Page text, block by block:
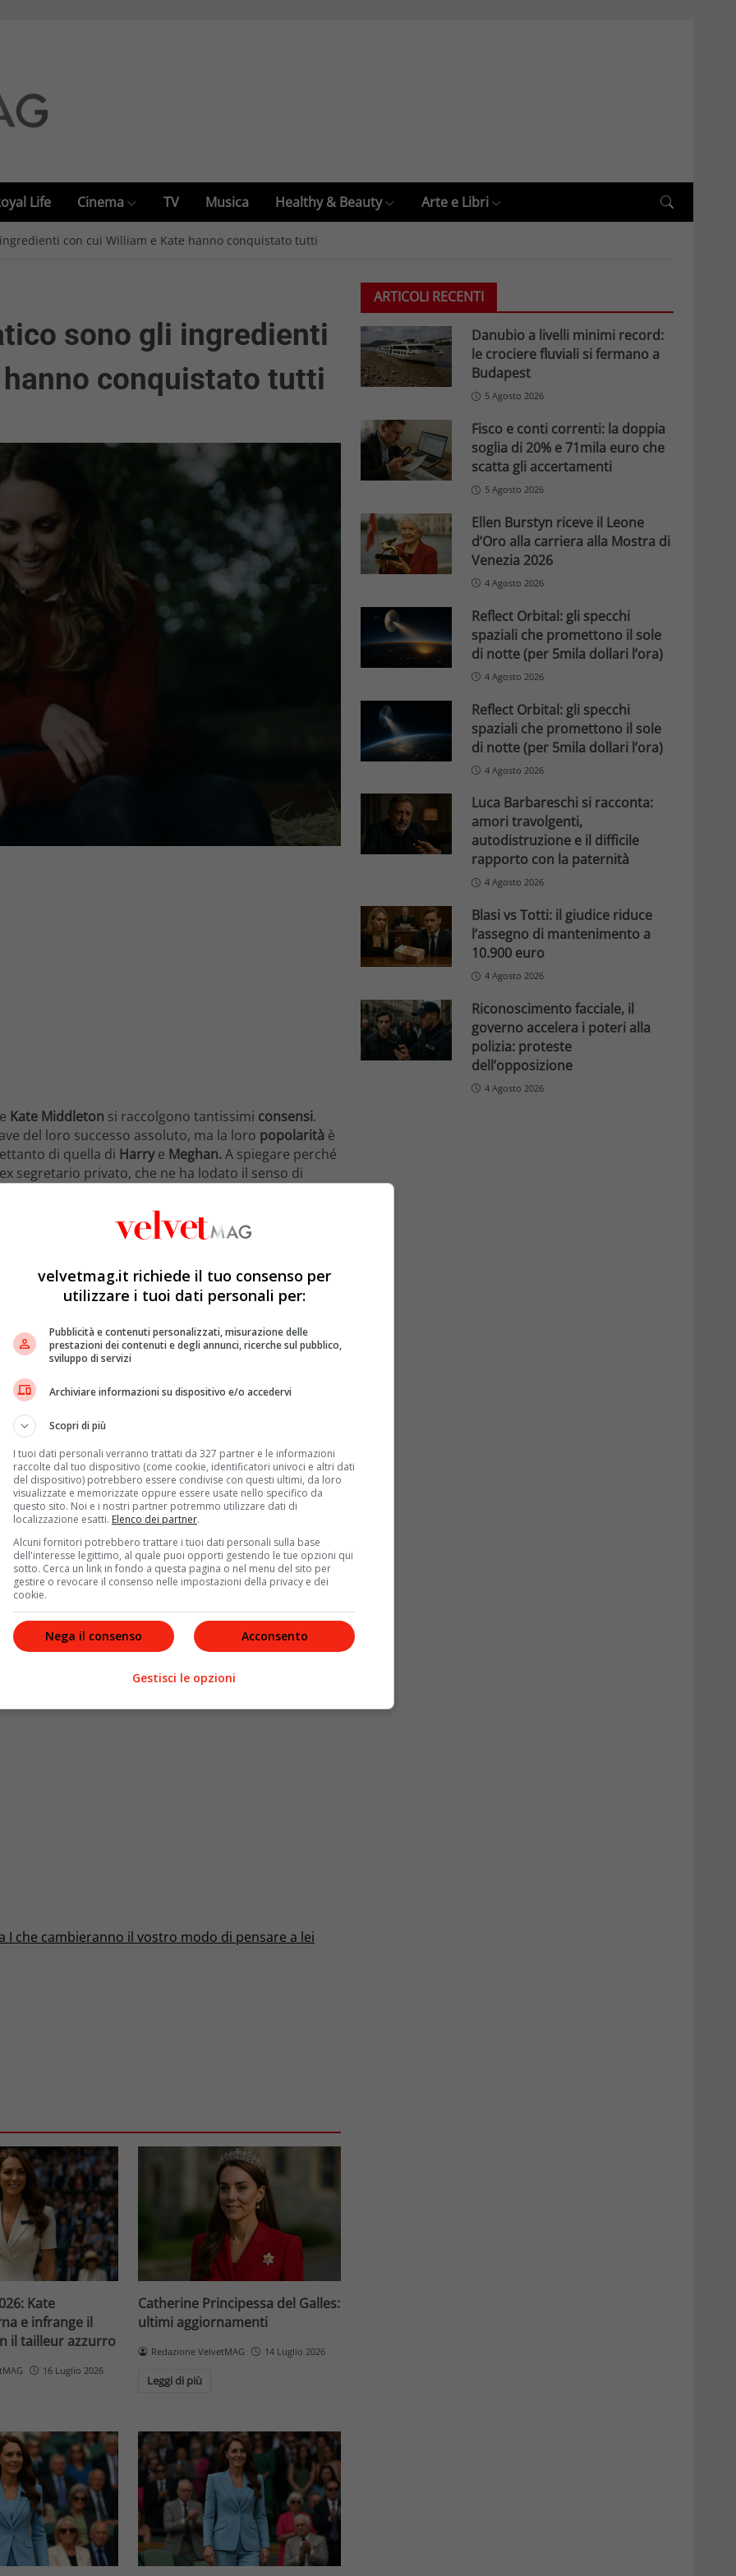
Life Cinema TV Musica Healthy & Beauty Arte e Libri
con cui William e Kate hanno conquistato tutti
sono gli ingredienti
conquistato tutti
Kate Middleton si raccolgono tantissimi consensi.
del loro successo assoluto, ma la loro popolarità è
di quella di Harrye Meghan.A spiegare perché
segretario privato, che ne ha lodato il senso di
perfettamente con “l’esperienza nella Corona
privato – la coppia è perfetta per prepararsi
intervista concessa a People, Jamie Lowther-
a che punto sia l’istituzione e di vederla evolvere.
di cosa voglia dire essere una famiglia dignitosa e
Cambridge?
del successo di
proviene dai loro diversi background, che
con l’esseregenitoricompletamentemoderni“. Se
monarchia e delle tradizioni, la moglie Kate è
ai desideri della gente e ai modelli
coppia, assegnandole impegni e ruoli di maggiore
comincia a fare qualche passo indietro, i Cambridge
l’autore Andrew Lownie ha dichiarato: “
assumendo la posizione che avevano Carlo e
e Camilla, e probabilmente per questo hanno
I che cambieranno il vostro modo di pensare a lei
Kate
e infrange il
il tailleur azzurro
16 Luglio 2026
Catherine Principessa del Galles:
ultimi aggiornamenti
Redazione VelvetMAG 14 Luglio 2026
Leggi di più
ARTICOLI RECENTI
Danubio a livelli minimi record:
le crociere fluviali si fermano a
Budapest
5 Agosto 2026
Fisco e conti correnti: la doppia
soglia di 20% e 71mila euro che
scatta gli accertamenti
5 Agosto 2026
Ellen Burstyn riceve il Leone
d’Oro alla carriera alla Mostra di
Venezia 2026
4 Agosto 2026
Reflect Orbital: gli specchi
spaziali che promettono il sole
di notte (per 5mila dollari l’ora)
4 Agosto 2026
Reflect Orbital: gli specchi
spaziali che promettono il sole
di notte (per 5mila dollari l’ora)
4 Agosto 2026
Luca Barbareschi si racconta:
amori travolgenti,
autodistruzione e il difficile
rapporto con la paternità
4 Agosto 2026
Blasi vs Totti: il giudice riduce
l’assegno di mantenimento a
10.900 euro
4 Agosto 2026
Riconoscimento facciale, il
governo accelera i poteri alla
polizia: proteste
dell’opposizione
4 Agosto 2026
velvetmag.it richiede il tuo consenso per
utilizzare i tuoi dati personali per:
Pubblicità e contenuti personalizzati, misurazione delle
prestazioni dei contenuti e degli annunci, ricerche sul pubblico,
sviluppo di servizi
Archiviare informazioni su dispositivo e/o accedervi
Scopri di più
I tuoi dati personali verranno trattati da 327 partner e le informazioni
raccolte dal tuo dispositivo (come cookie, identificatori univoci e altri dati
del dispositivo) potrebbero essere condivise con questi ultimi, da loro
visualizzate e memorizzate oppure essere usate nello specifico da
questo sito. Noi e i nostri partner potremmo utilizzare dati di
localizzazione esatti. Elenco dei partner.
Alcuni fornitori potrebbero trattare i tuoi dati personali sulla base
dell'interesse legittimo, al quale puoi opporti gestendo le tue opzioni qui
sotto. Cerca un link in fondo a questa pagina o nel menu del sito per
gestire o revocare il consenso nelle impostazioni della privacy e dei
cookie.
Acconsento
Nega il consenso
Gestisci le opzioni